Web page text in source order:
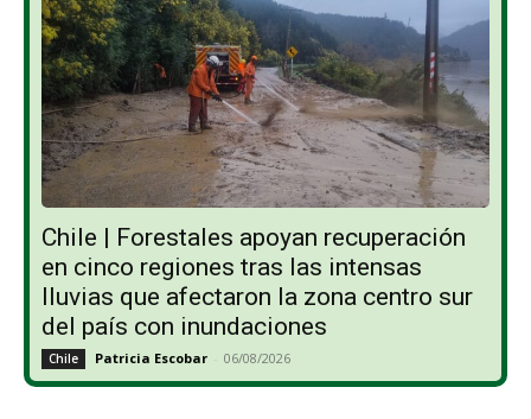
Chile | Forestales apoyan recuperación
en cinco regiones tras las intensas
lluvias que afectaron la zona centro sur
del país con inundaciones
Chile Patricia Escobar - 06/08/2026